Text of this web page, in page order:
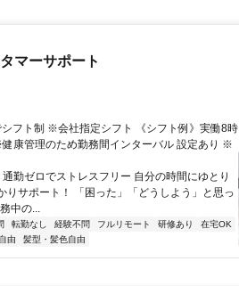
マーサポート
フト制 ※会社指定シフト 《シフト例》実働8時
康管理のため勤務間インターバル 設定あり ※
勤ゼロでストレスフリー 自分の時間にゆとり
りサポート！ 「困った」「どうしよう」と思っ
中の...
転勤なし 経験不問 フルリモート 研修あり
在宅OK
由 髪型・髪色自由